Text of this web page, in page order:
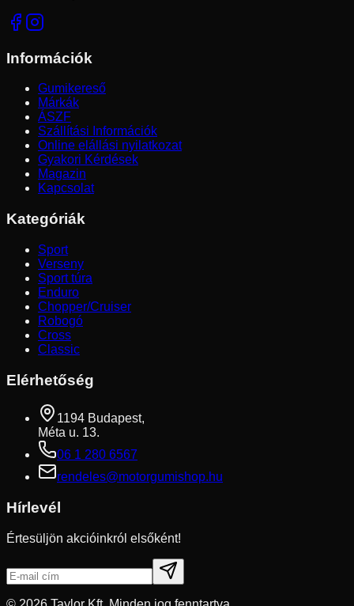
Információk
Gumikereső
Márkák
ÁSZF
Szállítási Információk
Online elállási nyilatkozat
Gyakori Kérdések
Magazin
Kapcsolat
Kategóriák
Sport
Verseny
Sport túra
Enduro
Chopper/Cruiser
Robogó
Cross
Classic
Elérhetőség
1194 Budapest,
Méta u. 13.
06 1 280 6567
rendeles@motorgumishop.hu
Hírlevél
Értesüljön akcióinkról elsőként!